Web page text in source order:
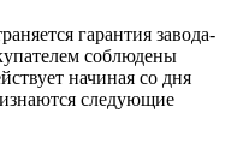
гарантия завода-
соблюдены
начиная со дня
следующие